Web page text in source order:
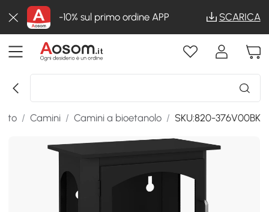
-10% sul primo ordine APP SCARICA
/ Camini / Camini a bioetanolo / SKU:820-376V00BK